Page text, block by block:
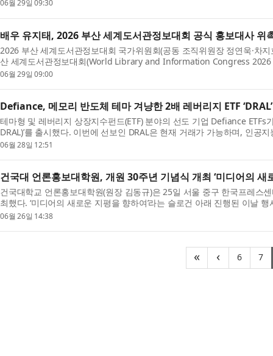
06월 29일 09:30
배우 유지태, 2026 부산 세계도서관정보대회 공식 홍보대사 위
2026 부산 세계도서관정보대회 국가위원회(공동 조직위원장 정연욱·차
산 세계도서관정보대회(World Library and Information Congress 2026
다. WLIC는...
06월 29일 09:00
Defiance, 메모리 반도체 테마 겨냥한 2배 레버리지 ETF
테마형 및 레버리지 상장지수펀드(ETF) 분야의 선도 기업 Defiance ETFs
DRAL)’를 출시했다. 이번에 선보인 DRAL은 현재 거래가 가능하며, 인공
대해 단일...
06월 28일 12:51
건국대 언론홍보대학원, 개원 30주년 기념식 개최 ‘미디어의 새
건국대학교 언론홍보대학원(원장 김동규)은 25일 서울 중구 한국프레스
최했다. ‘미디어의 새로운 지평을 향하여’라는 슬로건 아래 진행된 이날
범 ...
06월 26일 14:38
« ‹ 6 7